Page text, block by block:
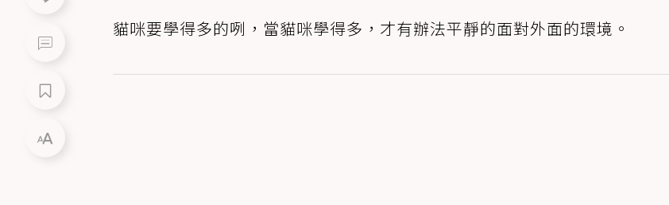
貓咪要學得多的咧，當貓咪學得多，才有辦法平靜的面對外面的環境。